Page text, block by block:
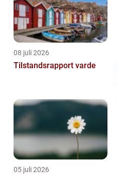
08 juli 2026
Tilstandsrapport varde
05 juli 2026